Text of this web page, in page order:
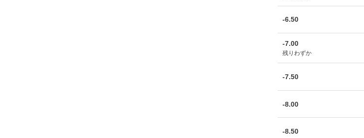
-6.50
-7.00
残りわずか
-7.50
-8.00
-8.50